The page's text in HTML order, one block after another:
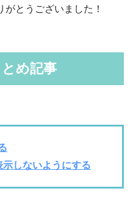
とうございました！
め記事
しないようにする